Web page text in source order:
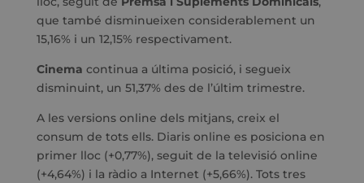
que també disminueixen considerablement un
15,16% i un 12,15% respectivament.
Cinema continua a última posició, i segueix
disminuint, un 51,37% des de l’últim trimestre.
A les versions online dels mitjans, creix el
consum de tots ells. Diaris online es posiciona en
primer lloc (+0,77%), seguit de la televisió online
(+4,64%) i la ràdio a Internet (+5,66%). Tots tres